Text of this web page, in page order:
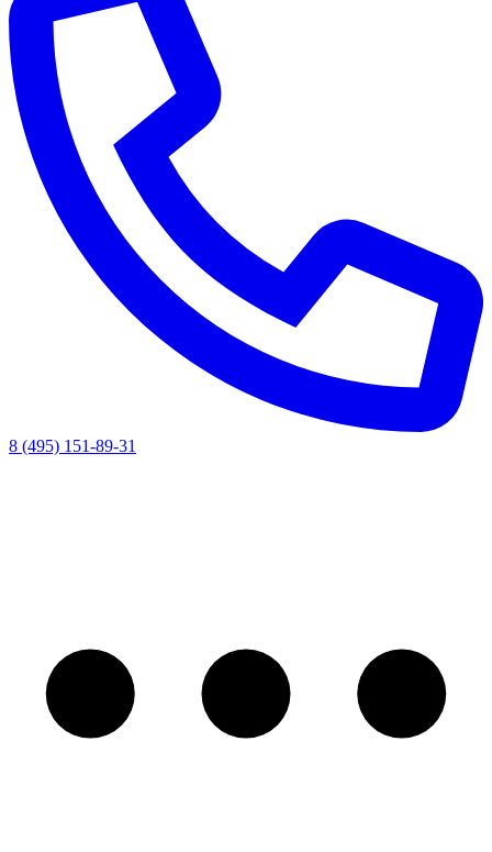
8 (495) 151-89-31